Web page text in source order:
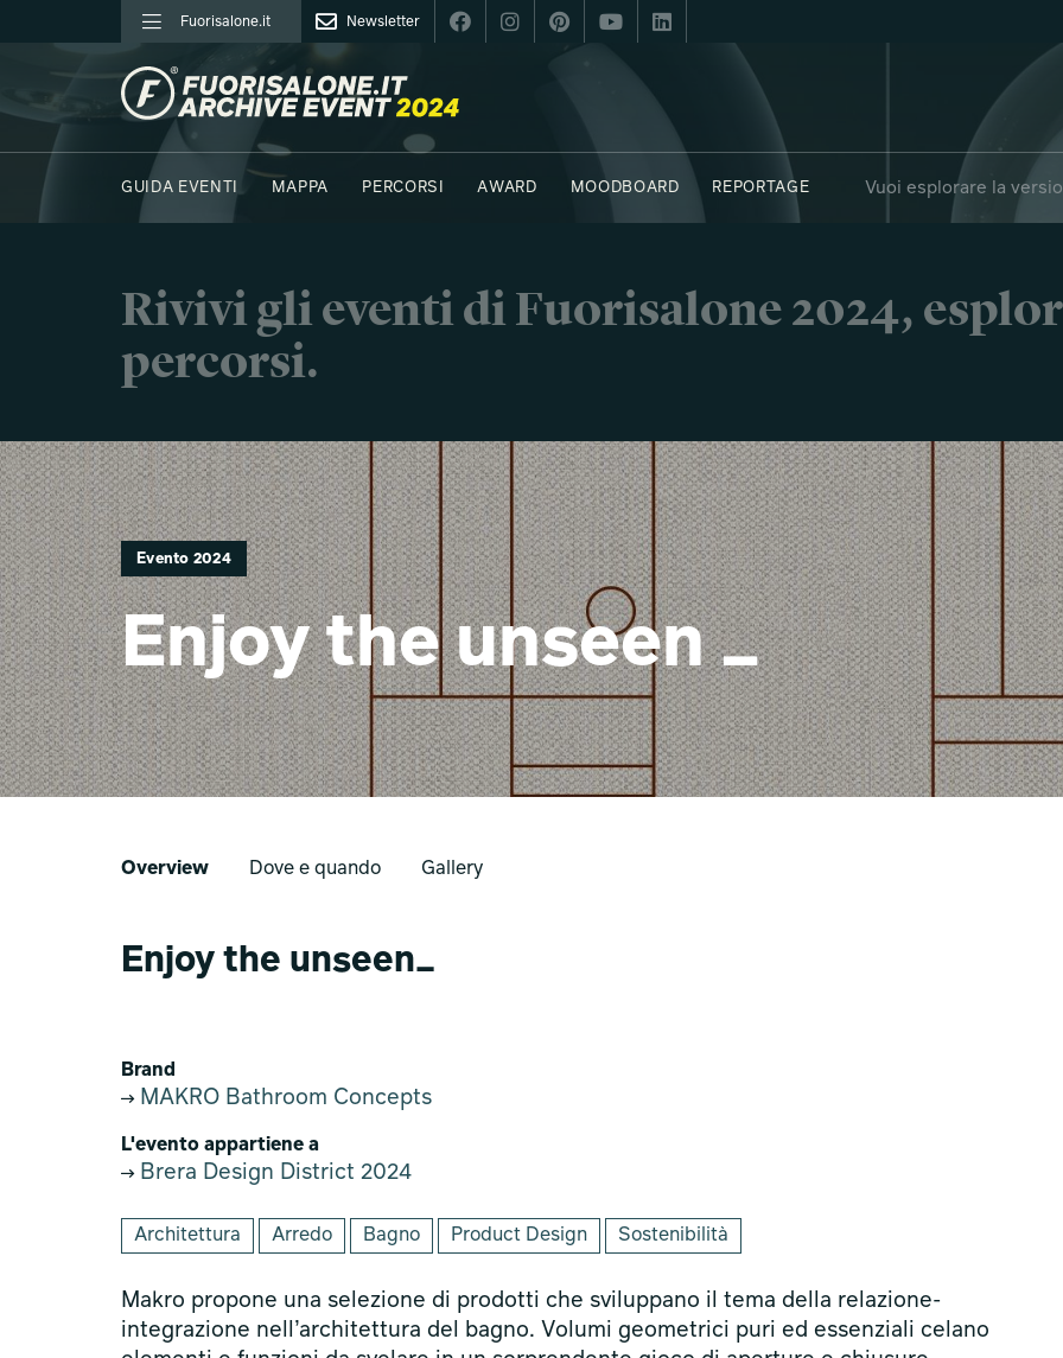
Fuorisalone.it Newsletter
FUORISALONE.IT
GUIDA EVENTI
MAPPA PERCORSI AWARD MOODBOARD REPORTAGE Vuoi esplorare la
Rivivi gli eventi di Fuorisalone 2024,
percorsi.
Evento 2024
Enjoy the unseen _
Overview Dove e quando Gallery
Enjoy the unseen_
Brand
MAKRO Bathroom Concepts
L'evento appartiene a
Brera Design District 2024
Architettura Arredo Bagno Product Design Sostenibilità
Makro propone una selezione di prodotti che sviluppano il tema della relazione-
integrazione nell’architettura del bagno. Volumi geometrici puri ed essenziali celano